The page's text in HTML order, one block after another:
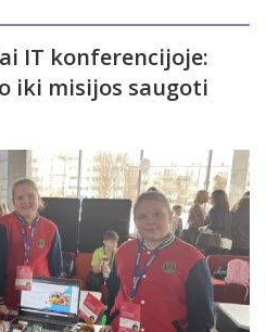
IT konferencijoje:
iki misijos saugoti